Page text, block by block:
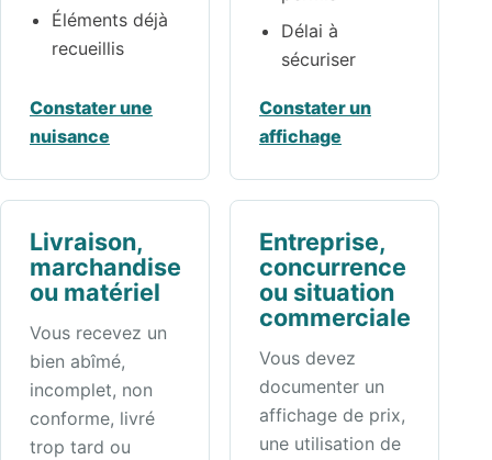
Éléments déjà
recueillis
Constater une
nuisance
Délai à
sécuriser
Constater un
affichage
Livraison,
marchandise
ou matériel
Vous recevez un
bien abîmé,
incomplet, non
conforme, livré
trop tard ou
Entreprise,
concurrence
ou situation
commerciale
Vous devez
documenter un
affichage de prix,
une utilisation de